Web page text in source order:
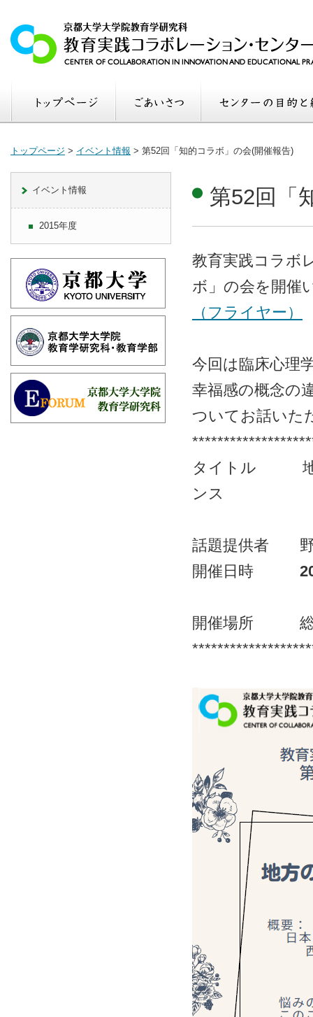
トップページ > イベント情報 > 第52回「知的コラボ」の会(開催報告)
第52回「
教育実践コラボ
ボ」の会を開催
（フライヤー）
今回は臨床心理
幸福感の概念の
ついてお話いた
タイトル 地方
ンス
話題提供者 野
開催日時
開催場所 総
イベント情報
2015年度